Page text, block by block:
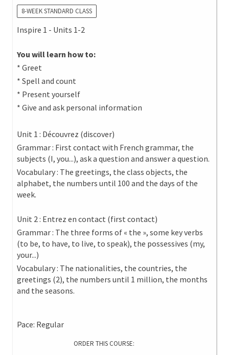
8-WEEK STANDARD CLASS
Inspire 1 - Units 1-2
You will learn how to:
* Greet
* Spell and count
* Present yourself
* Give and ask personal information
Unit 1 : Découvrez (discover)
Grammar : First contact with French grammar, the
subjects (I, you...), ask a question and answer a question.
Vocabulary : The greetings, the class objects, the
alphabet, the numbers until 100 and the days of the
week.
Unit 2 : Entrez en contact (first contact)
Grammar : The three forms of « the », some key verbs
(to be, to have, to live, to speak), the possessives (my,
your...)
Vocabulary : The nationalities, the countries, the
greetings (2), the numbers until 1 million, the months
and the seasons.
Pace: Regular
ORDER THIS COURSE: